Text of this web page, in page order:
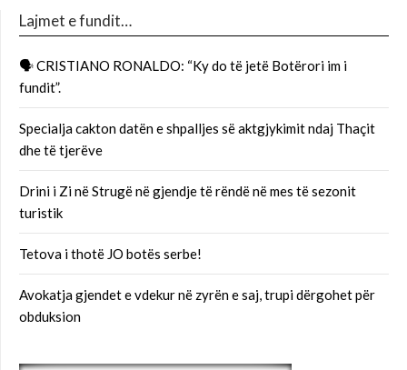
Lajmet e fundit…
🗣 CRISTIANO RONALDO: “Ky do të jetë Botërori im i
fundit”.
Specialja cakton datën e shpalljes së aktgjykimit ndaj Thaçit
dhe të tjerëve
Drini i Zi në Strugë në gjendje të rëndë në mes të sezonit
turistik
Tetova i thotë JO botës serbe!
Avokatja gjendet e vdekur në zyrën e saj, trupi dërgohet për
obduksion